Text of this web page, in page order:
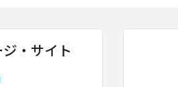
・サイト